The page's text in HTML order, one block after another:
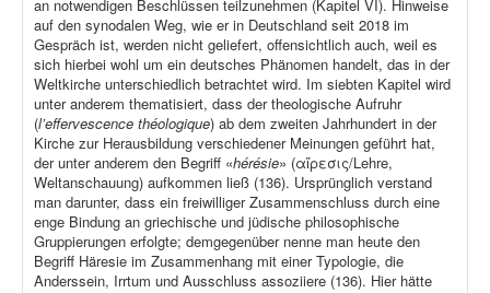
an notwendigen Beschlüssen teilzunehmen (Kapitel VI). Hinweise
auf den synodalen Weg, wie er in Deutschland seit 2018 im
Gespräch ist, werden nicht geliefert, offensichtlich auch, weil es
sich hierbei wohl um ein deutsches Phänomen handelt, das in der
Weltkirche unterschiedlich betrachtet wird. Im siebten Kapitel wird
unter anderem thematisiert, dass der theologische Aufruhr
(l’effervescence théologique) ab dem zweiten Jahrhundert in der
Kirche zur Herausbildung verschiedener Meinungen geführt hat,
der unter anderem den Begriff «hérésie» (αἵρεσις/Lehre,
Weltanschauung) aufkommen ließ (136). Ursprünglich verstand
man darunter, dass ein freiwilliger Zusammenschluss durch eine
enge Bindung an griechische und jüdische philosophische
Gruppierungen erfolgte; demgegenüber nenne man heute den
Begriff Häresie im Zusammenhang mit einer Typologie, die
Anderssein, Irrtum und Ausschluss assoziiere (136). Hier hätte